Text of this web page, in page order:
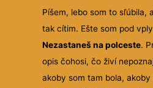
Píšem, lebo som to sľúbila,
tak cítim. Ešte som pod
Nezastaneš na polceste.
opis čohosi, čo živí
akoby som tam bola,